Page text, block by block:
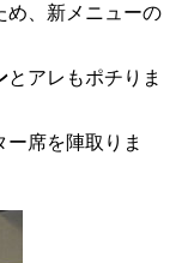
め、新メニューの
とアレもポチりま
席を陣取りま